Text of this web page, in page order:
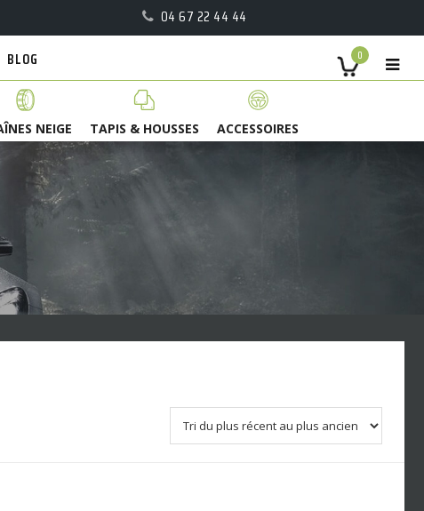
04 67 22 44 44
0
BLOG
NEIGE TAPIS & HOUSSES ACCESSOIRES